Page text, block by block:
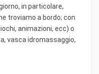
in particolare,
troviamo a bordo; con
animazioni, ecc) o
vasca idromassaggio,